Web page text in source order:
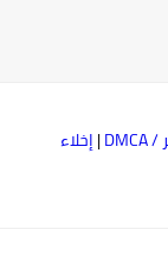
|إخلاء